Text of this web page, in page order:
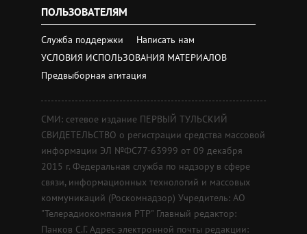
ПОЛЬЗОВАТЕЛЯМ
Служба поддержки
Написать нам
УСЛОВИЯ ИСПОЛЬЗОВАНИЯ МАТЕРИАЛОВ
Предвыборная агитация
СМИ: сетевое издание ПЕРВЫЙ ТУЛЬСКИЙ
СВИДЕТЕЛЬСТВО о регистрации средства массовой
информации ЭЛ №ФС77-63999 от 09 декабря
2015 г. Федеральная служба по надзору в сфере
связи, информационных технологий и массовых
коммуникаций (Роскомнадзор) Учредитель: АО
"Телерадиокомпания РТР" Главный редактор:
Панков С.Г. Адрес электронной почты редакции: